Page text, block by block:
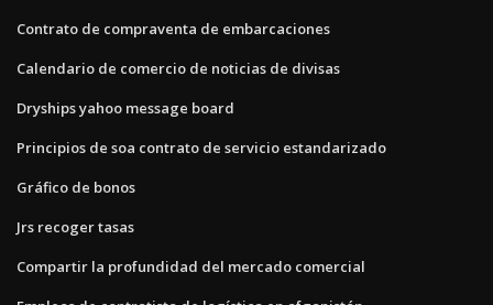
Contrato de compraventa de embarcaciones
Calendario de comercio de noticias de divisas
Dryships yahoo message board
Principios de soa contrato de servicio estandarizado
Gráfico de bonos
Jrs recoger tasas
Compartir la profundidad del mercado comercial